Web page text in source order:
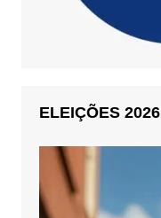
ELEIÇÕES 2026